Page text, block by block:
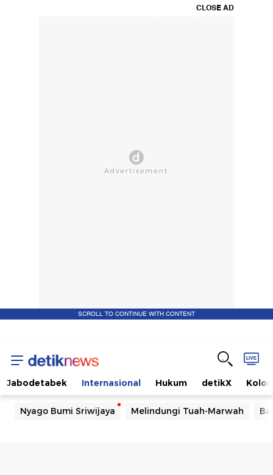
CLOSE AD
SCROLL TO CONTINUE WITH CONTENT
Jabodetabek Internasional Hukum detikX
Nyago Bumi Sriwijaya Melindungi Tuah-Marwah